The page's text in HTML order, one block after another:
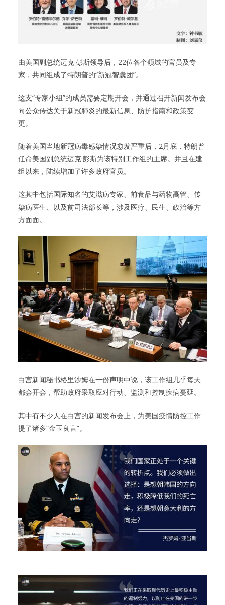
由美国副总统迈克·彭斯领导后，22位各个领域的官员及专
家，共同组成了特朗普的“新冠智囊团”。
这支“专家小组”的成员需要定期开会，并通过召开新闻发布会
向公众传达关于新冠肺炎的最新信息、防护指南和政策变
更。
随着美国当地新冠病毒感染情况愈发严重后，2月底，特朗普
任命美国副总统迈克·彭斯为该特别工作组的主席。并且在建
组以来，陆续增加了许多政府官员。
这其中包括国际知名的艾滋病专家、前食品与药物高管、传
染病医生、以及前司法部长等，涉及医疗、民生、政治等方
方面面。
白宫新闻秘书格里沙姆在一份声明中说，该工作组几乎每天
都会开会，帮助政府采取应对行动、监测和控制疾病蔓延。
其中有不少人在白宫的新闻发布会上，为美国疫情防控工作
提了诸多“金玉良言”。